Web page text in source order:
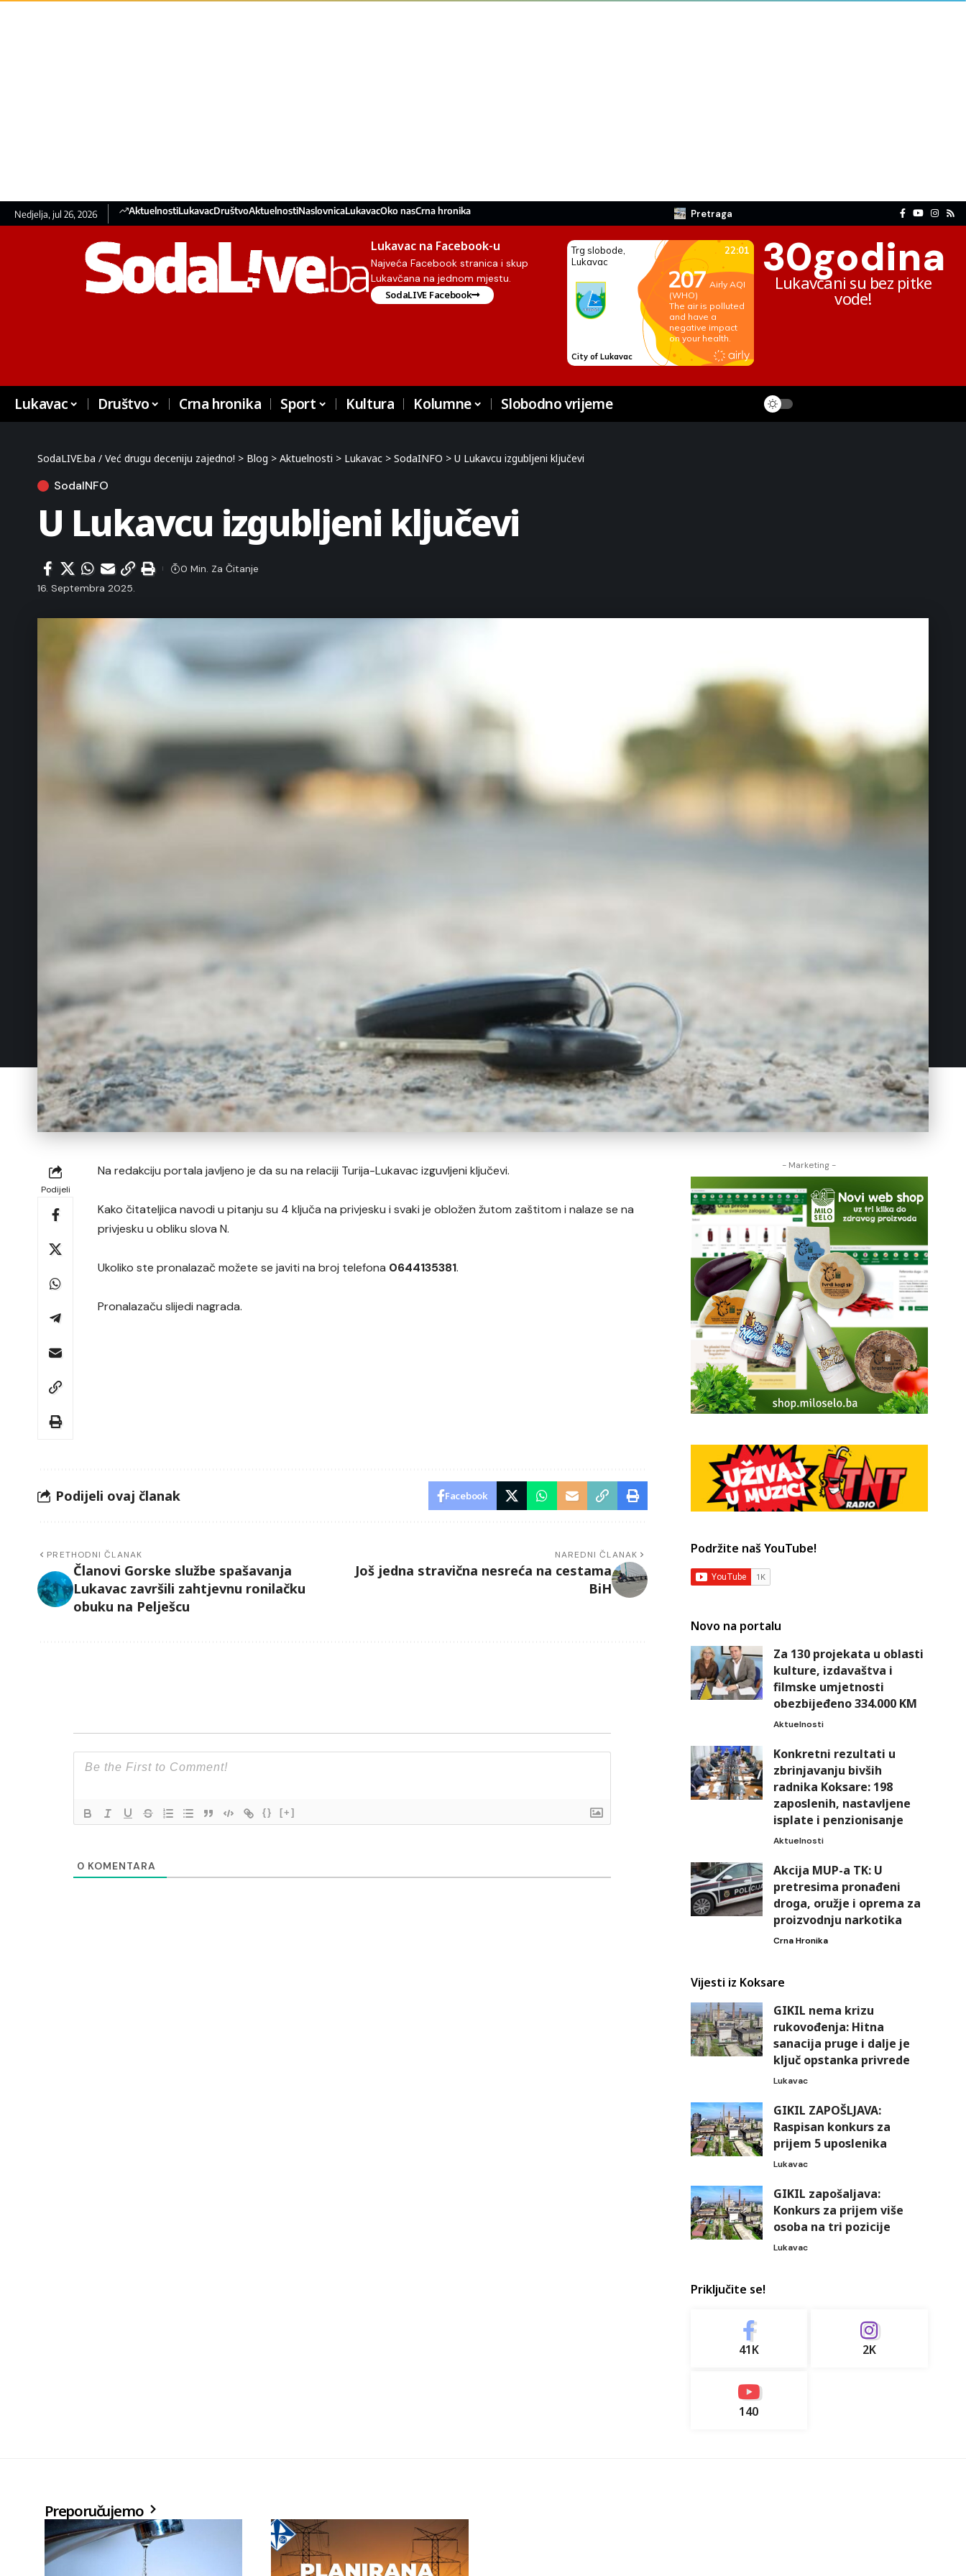
Nedjelja, jul 26, 2026 AktuelnostiLukavacDruštvoAktuelnostiNaslovnicaLukavacOko nasCrna hronika Pretraga
Lukavac na Facebook-u
Najveća Facebook stranica i skup
Lukavčana na jednom mjestu.
SodaLIVE Facebook
30godina
Lukavčani su bez pitke
vode!
Lukavac Društvo Crna hronika Sport Kultura Kolumne Slobodno vrijeme
SodaLIVE.ba / Već drugu deceniju zajedno! > Blog > Aktuelnosti > Lukavac > SodaINFO > U Lukavcu izgubljeni ključevi
SodaINFO
U Lukavcu izgubljeni ključevi
16. Septembra 2025.
0 Min. Za Čitanje
Podijeli
Na redakciju portala javljeno je da su na relaciji Turija-Lukavac izguvljeni ključevi.
Kako čitateljica navodi u pitanju su 4 ključa na privjesku i svaki je obložen žutom zaštitom i nalaze se na
privjesku u obliku slova N.
Ukoliko ste pronalazač možete se javiti na broj telefona 0644135381.
Pronalazaču slijedi nagrada.
Podijeli ovaj članak Facebook
PRETHODNI ČLANAK
Članovi Gorske službe spašavanja
Lukavac završili zahtjevnu ronilačku
obuku na Pelješcu
NAREDNI ČLANAK
Još jedna stravična nesreća na cestama
BiH
{} [+]
0 KOMENTARA
- Marketing -
Podržite naš YouTube!
Novo na portalu
Za 130 projekata u oblasti
kulture, izdavaštva i
filmske umjetnosti
obezbijeđeno 334.000 KM
Aktuelnosti
Konkretni rezultati u
zbrinjavanju bivših
radnika Koksare: 198
zaposlenih, nastavljene
isplate i penzionisanje
Aktuelnosti
Akcija MUP-a TK: U
pretresima pronađeni
droga, oružje i oprema za
proizvodnju narkotika
Crna Hronika
Vijesti iz Koksare
GIKIL nema krizu
rukovođenja: Hitna
sanacija pruge i dalje je
ključ opstanka privrede
Lukavac
GIKIL ZAPOŠLJAVA:
Raspisan konkurs za
prijem 5 uposlenika
Lukavac
GIKIL zapošaljava:
Konkurs za prijem više
osoba na tri pozicije
Lukavac
Priključite se!
41K 2K
140
Preporučujemo